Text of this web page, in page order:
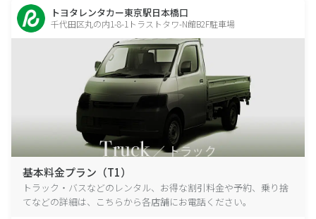
トヨタレンタカー東京駅日本橋口
千代田区丸の内1-8-1トラストタワ-N館B2F駐車場
基本料金プラン（T1）
トラック・バスなどのレンタル、お得な割引料金や予約、乗り捨
てなどの詳細は、こちらから各店舗にお電話ください。